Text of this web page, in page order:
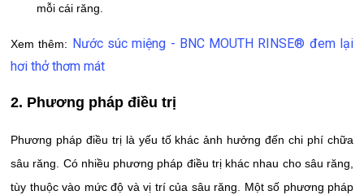
mỗi cái răng.
Xem thêm: Nước súc miệng - BNC MOUTH RINSE® đem lại
hơi thở thơm mát
2. Phương pháp điều trị
Phương pháp điều trị là yếu tố khác ảnh hưởng đến chi phí chữa
sâu răng. Có nhiều phương pháp điều trị khác nhau cho sâu răng,
tùy thuộc vào mức độ và vị trí của sâu răng. Một số phương pháp